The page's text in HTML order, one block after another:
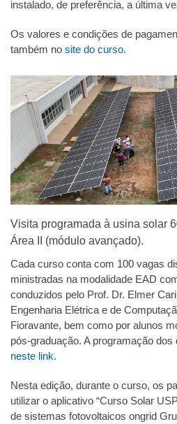
instalado, de preferência, a última
Os valores e condições de
também no site do curso.
Visita programada à usina solar
Área II (módulo avançado).
Cada curso conta com 100 vagas
ministradas na modalidade EAD
conduzidos pelo Prof. Dr. Elmer
Engenharia Elétrica e de
Fioravante, bem como por alunos
pós-graduação. A programação
neste link.
Nesta edição, durante o curso, os
utilizar o aplicativo “Curso Solar
de sistemas fotovoltaicos ongrid